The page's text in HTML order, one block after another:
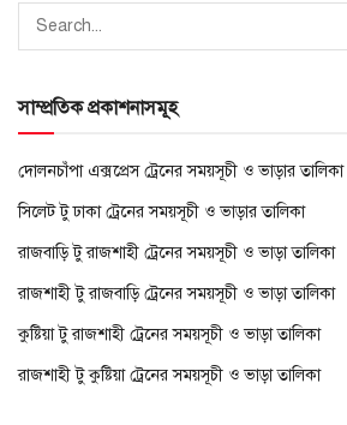
সাম্প্রতিক প্রকাশনাসমূহ
দোলনচাঁপা এক্সপ্রেস ট্রেনের সময়সূচী ও ভাড়ার তালিকা
সিলেট টু ঢাকা ট্রেনের সময়সূচী ও ভাড়ার তালিকা
রাজবাড়ি টু রাজশাহী ট্রেনের সময়সূচী ও ভাড়া তালিকা
রাজশাহী টু রাজবাড়ি ট্রেনের সময়সূচী ও ভাড়া তালিকা
কুষ্টিয়া টু রাজশাহী ট্রেনের সময়সূচী ও ভাড়া তালিকা
রাজশাহী টু কুষ্টিয়া ট্রেনের সময়সূচী ও ভাড়া তালিকা